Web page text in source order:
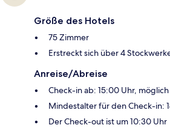
Größe des Hotels
75 Zimmer
Erstreckt sich über 4
Anreise/Abreise
Check-in ab: 15:00 Uhr,
Mindestalter für den Check-in:
Der Check-out ist um 10:30 Uhr